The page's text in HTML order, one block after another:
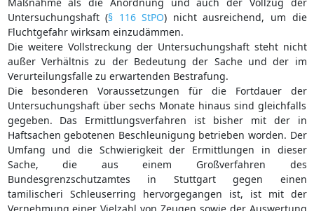
Untersuchungshaft (§ 116 StPO) nicht ausreichend, um die
Fluchtgefahr wirksam einzudämmen.
Die weitere Vollstreckung der Untersuchungshaft steht nicht
außer Verhältnis zu der Bedeutung der Sache und der im
Verurteilungsfalle zu erwartenden Bestrafung.
Die besonderen Voraussetzungen für die Fortdauer der
Untersuchungshaft über sechs Monate hinaus sind gleichfalls
gegeben. Das Ermittlungsverfahren ist bisher mit der in
Haftsachen gebotenen Beschleunigung betrieben worden. Der
Umfang und die Schwierigkeit der Ermittlungen in dieser
Sache, die aus einem Großverfahren des
Bundesgrenzschutzamtes in Stuttgart gegen einen
tamilischeri Schleuserring hervorgegangen ist, ist mit der
Vernehmung einer Vielzahl von Zeugen sowie der Auswertung